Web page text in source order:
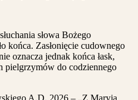
słowa Bożego
końca. Zasłonięcie cudownego
oznacza jednak końca łask,
pielgrzymów do codziennego
A.D. 2026 – „Z Maryją